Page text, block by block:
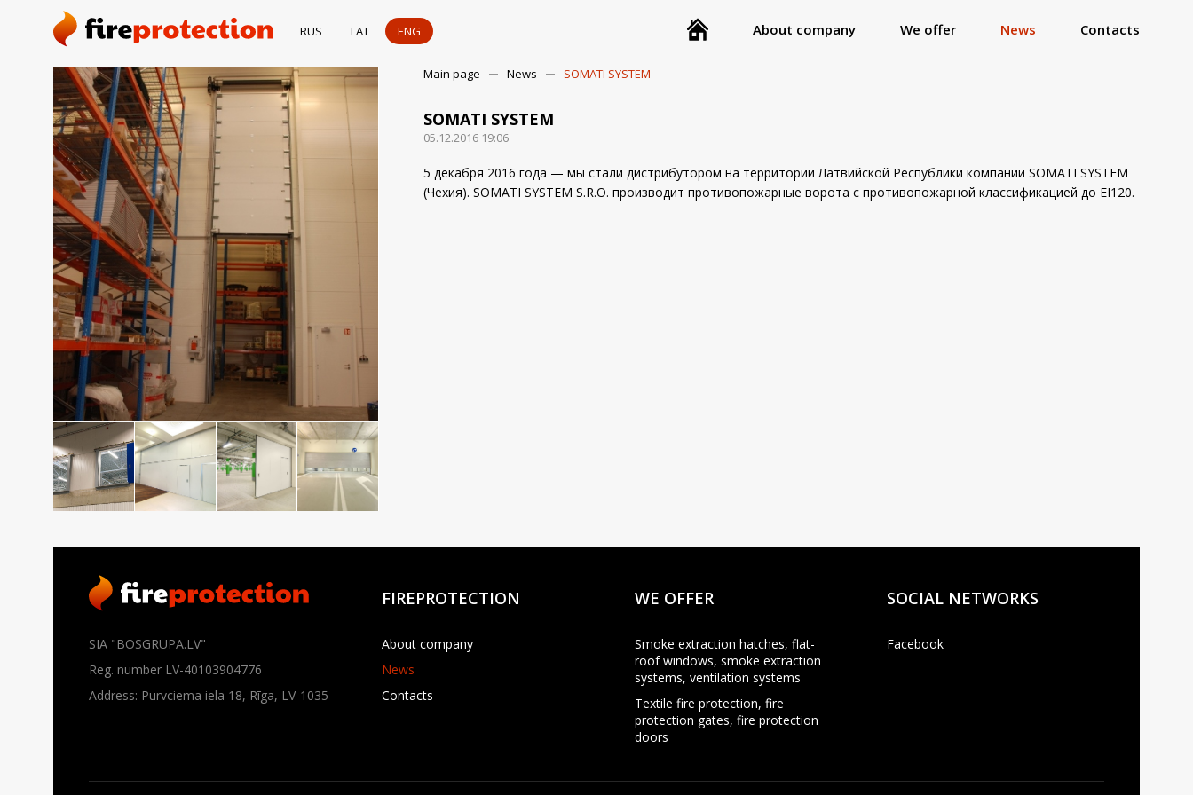
RUS LAT ENG About company We offer News Contacts
Main page News SOMATI SYSTEM
SOMATI SYSTEM
05.12.2016 19:06
5 декабря 2016 года — мы стали дистрибутором на территории Латвийской Республики компании SOMATI SYSTEM
(Чехия). SOMATI SYSTEM S.R.O. производит противопожарные ворота с противопожарной классификацией до EI120.
SIA "BOSGRUPA.LV"
Reg. number LV-40103904776
Address: Purvciema iela 18, Rīga, LV-1035
FIREPROTECTION
About company
News
Contacts
WE OFFER
Smoke extraction hatches, flat-
roof windows, smoke extraction
systems, ventilation systems
Textile fire protection, fire
protection gates, fire protection
doors
SOCIAL NETWORKS
Facebook